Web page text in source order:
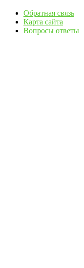
Обратная связь
Карта сайта
Вопросы ответы